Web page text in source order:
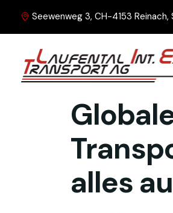
Seewenweg 3, CH-4153 Reinach,
alles